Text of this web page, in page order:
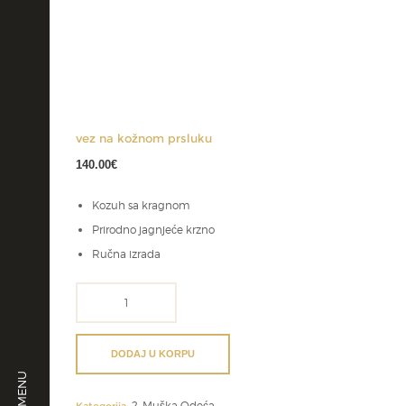
MENU
vez na kožnom prsluku
140.00€
Kozuh sa kragnom
Prirodno jagnjeće krzno
Ručna izrada
prslukuDODAJ U KORPU